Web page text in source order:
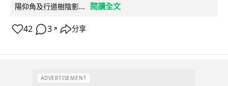
陽仰角及行道樹陰影...
閱讀全文
42 3 ↗ 分享
ADVERTISEMENT